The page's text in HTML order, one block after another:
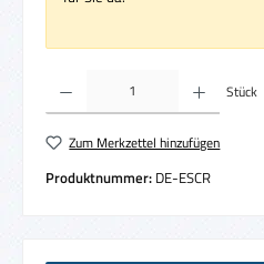
Produkt Anzahl: Gib den gewünschten
Stück
Zum Merkzettel hinzufügen
Produktnummer: DE-ESCR